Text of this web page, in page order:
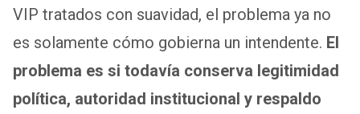
VIP tratados con suavidad, el problema ya no
es solamente cómo gobierna un intendente. El
problema es si todavía conserva legitimidad
política, autoridad institucional y respaldo